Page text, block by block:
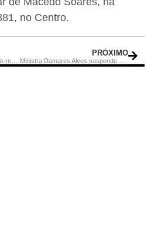
no Centro.
Bolsonaro critica valor do auxílio-reclusão e promete discutir questão
PRÓXIMO